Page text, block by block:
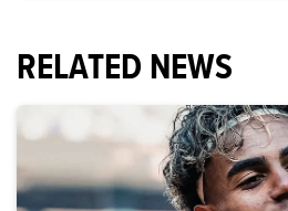
RELATED NEWS